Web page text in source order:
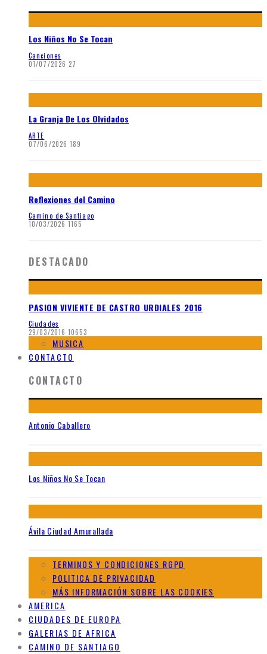
Los Niños No Se Tocan
Canciones
01/07/2026 27
La Granja De Los Olvidados
ARTE
07/06/2026 189
Reflexiones del Camino
Camino de Santiago
10/03/2026 1165
DESTACADO
PASION VIVIENTE DE CASTRO URDIALES 2016
Ciudades
29/03/2016 10653
MUSICA
CONTACTO
CONTACTO
Antonio Caballero
Los Niños No Se Tocan
Ávila Ciudad Amurallada
TERMINOS Y CONDICIONES RGPD
POLITICA DE PRIVACIDAD
MÁS INFORMACIÓN SOBRE LAS COOKIES
AMERICA
CIUDADES DE EUROPA
GALERIAS DE AFRICA
CAMINO DE SANTIAGO